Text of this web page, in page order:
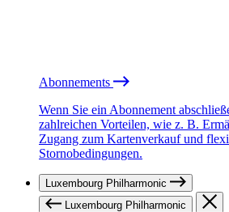
Abonnements
Wenn Sie ein Abonnement
zahlreichen Vorteilen, wie z. B.
Zugang zum Kartenverkauf und
Stornobedingungen.
Luxembourg Philharmonic
Luxembourg Philharmonic